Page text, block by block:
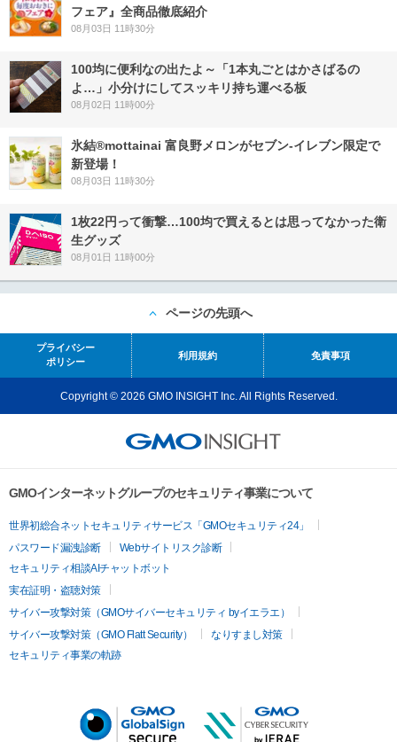
フェア』全商品徹底紹介
08月03日 11時30分
100均に便利なの出たよ～「1本丸ごとはかさばるの
よ…」小分けにしてスッキリ持ち運べる板
08月02日 11時00分
氷結®mottainai 富良野メロンがセブン‐イレブン限定で
新登場！
08月03日 11時30分
1枚22円って衝撃…100均で買えるとは思ってなかった衛
生グッズ
08月01日 11時00分
ページの先頭へ
プライバシー
ポリシー
利用規約 免責事項
Copyright © 2026 GMO INSIGHT Inc. All Rights Reserved.
GMOインターネットグループのセキュリティ事業について
世界初総合ネットセキュリティサービス「GMOセキュリティ24」
パスワード漏洩診断
Webサイトリスク診断
セキュリティ相談AIチャットボット
実在証明・盗聴対策
サイバー攻撃対策（GMOサイバーセキュリティ byイエラエ）
サイバー攻撃対策（GMO Flatt Security）
なりすまし対策
セキュリティ事業の軌跡